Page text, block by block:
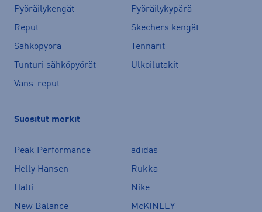
Pyöräilykengät
Pyöräilykypärä
Reput
Skechers kengät
Sähköpyörä
Tennarit
Tunturi sähköpyörät
Ulkoilutakit
Vans-reput
Suositut merkit
Peak Performance
adidas
Helly Hansen
Rukka
Halti
Nike
New Balance
McKINLEY